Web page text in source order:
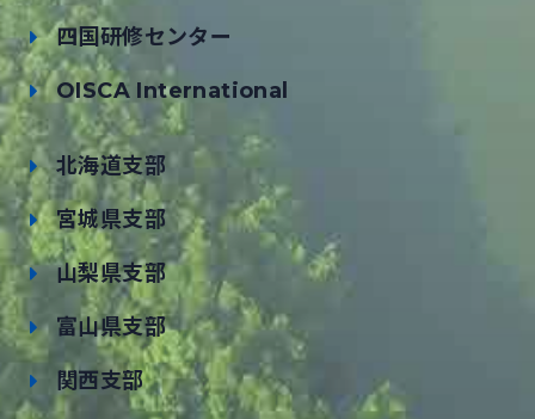
四国研修センター
OISCA International
北海道支部
宮城県支部
山梨県支部
富山県支部
関西支部